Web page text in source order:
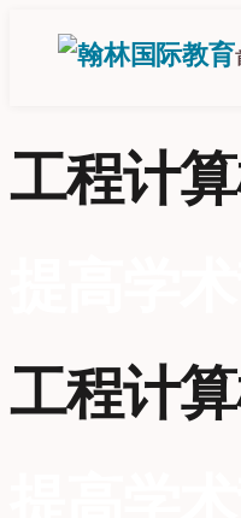
工程计
工程计